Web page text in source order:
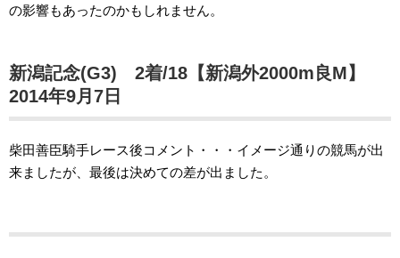
の影響もあったのかもしれません。
新潟記念(G3) 2着/18【新潟外2000m良M】
2014年9月7日
柴田善臣騎手レース後コメント・・・イメージ通りの競馬が出
来ましたが、最後は決めての差が出ました。